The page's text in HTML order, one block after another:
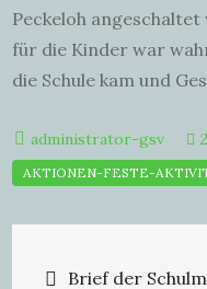
Peckeloh
für die Kinder war
die Schule kam und
Brief der